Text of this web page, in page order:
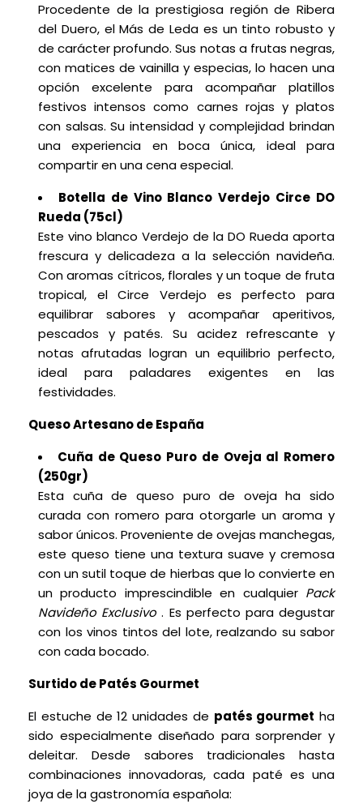
Procedente de la prestigiosa región de Ribera
del Duero, el Más de Leda es un tinto robusto y
de carácter profundo. Sus notas a frutas negras,
con matices de vainilla y especias, lo hacen una
opción excelente para acompañar platillos
festivos intensos como carnes rojas y platos
con salsas. Su intensidad y complejidad brindan
una experiencia en boca única, ideal para
compartir en una cena especial.
Botella de Vino Blanco Verdejo Circe DO
Rueda (75cl)
Este vino blanco Verdejo de la DO Rueda aporta
frescura y delicadeza a la selección navideña.
Con aromas cítricos, florales y un toque de fruta
tropical, el Circe Verdejo es perfecto para
equilibrar sabores y acompañar aperitivos,
pescados y patés. Su acidez refrescante y
notas afrutadas logran un equilibrio perfecto,
ideal para paladares exigentes en las
festividades.
Queso Artesano de España
Cuña de Queso Puro de Oveja al Romero
(250gr)
Esta cuña de queso puro de oveja ha sido
curada con romero para otorgarle un aroma y
sabor únicos. Proveniente de ovejas manchegas,
este queso tiene una textura suave y cremosa
con un sutil toque de hierbas que lo convierte en
un producto imprescindible en cualquier Pack
Navideño Exclusivo. Es perfecto para degustar
con los vinos tintos del lote, realzando su sabor
con cada bocado.
Surtido de Patés Gourmet
El estuche de 12 unidades de patés gourmet ha
sido especialmente diseñado para sorprender y
deleitar. Desde sabores tradicionales hasta
combinaciones innovadoras, cada paté es una
joya de la gastronomía española: